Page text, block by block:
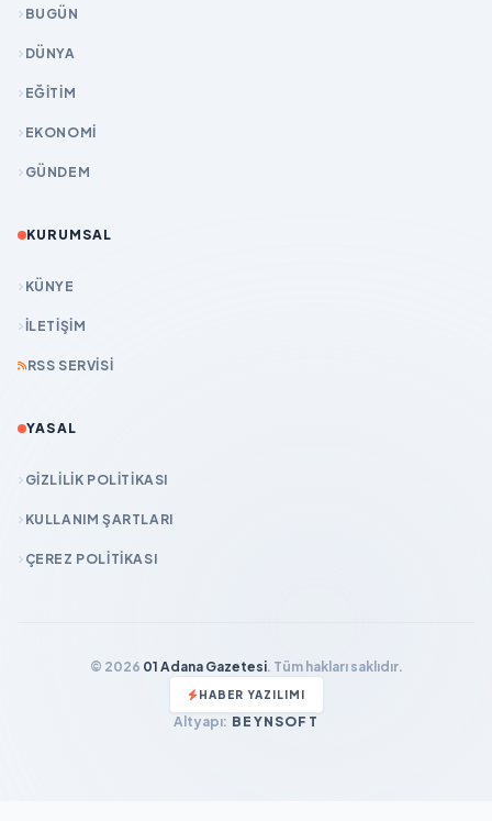
BUGÜN
DÜNYA
EĞİTİM
EKONOMİ
GÜNDEM
KURUMSAL
KÜNYE
İLETIŞIM
RSS SERVISI
YASAL
GIZLILIK POLITIKASI
KULLANIM ŞARTLARI
ÇEREZ POLITIKASI
© 2026 01 Adana Gazetesi. Tüm hakları saklıdır.
HABER YAZILIMI
Altyapı: BEYNSOFT